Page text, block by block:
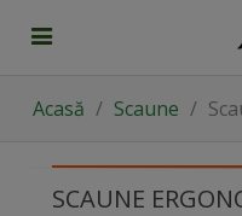
Acasă / Scaune /
SCAUNE